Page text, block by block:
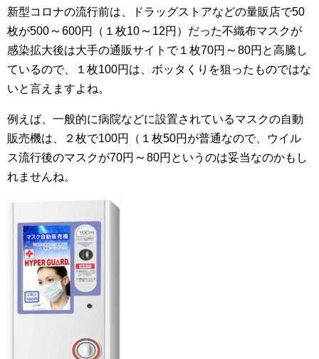
新型コロナの流行前は、ドラッグストアなどの量販店で50
枚が500～ 600円（１枚10～ 12円）だった不織布マスクが
感染拡大後は大手の通販サイトで１枚70円 ～ 80円と高騰し
ているので、１枚100円は、ボッタくりを狙ったものではな
いと言えますよね。
例えば、一般的に病院などに設置されているマスクの自動
販売機は、２枚で100円（１枚50円が普通なので、ウイル
ス流行後のマスクが70円 ～ 80円というのは妥当なのかもし
れませんね。